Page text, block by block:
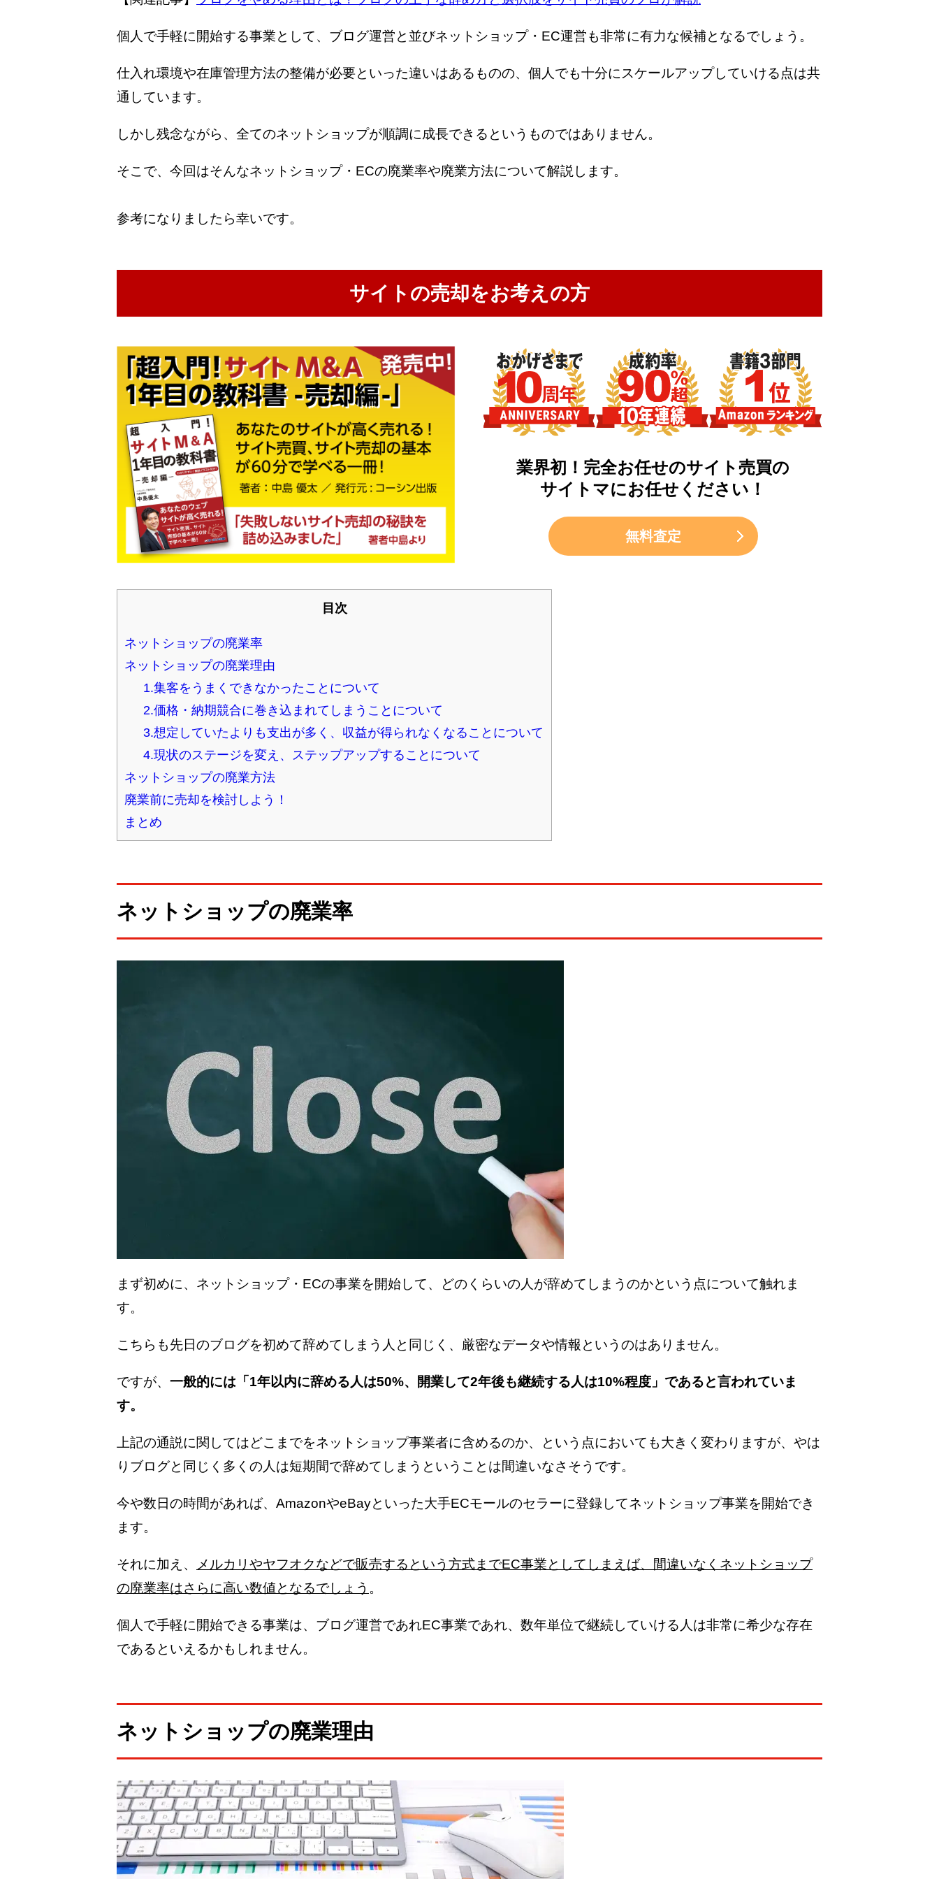
個人で手軽に開始する事業として、ブログ運営と並びネットショップ・EC運営も非常に有力な候補となるでしょう。
仕入れ環境や在庫管理方法の整備が必要といった違いはあるものの、個人でも十分にスケールアップしていける点は共
通しています。
しかし残念ながら、全てのネットショップが順調に成長できるというものではありません。
そこで、今回はそんなネットショップ・ECの廃業率や廃業方法について解説します。
参考になりましたら幸いです。
サイトの売却をお考えの方
業界初！完全お任せのサイト売買の
サイトマにお任せください！
無料査定
目次
ネットショップの廃業率
ネットショップの廃業理由
1.集客をうまくできなかったことについて
2.価格・納期競合に巻き込まれてしまうことについて
3.想定していたよりも支出が多く、収益が得られなくなることについて
4.現状のステージを変え、ステップアップすることについて
ネットショップの廃業方法
廃業前に売却を検討しよう！
まとめ
ネットショップの廃業率
まず初めに、ネットショップ・ECの事業を開始して、どのくらいの人が辞めてしまうのかという点について触れま
す。
こちらも先日のブログを初めて辞めてしまう人と同じく、厳密なデータや情報というのはありません。
ですが、 一般的には「1年以内に辞める人は50%、開業して2年後も継続する人は10%程度」であると言われていま
す。
上記の通説に関してはどこまでをネットショップ事業者に含めるのか、という点においても大きく変わりますが、やは
りブログと同じく多くの人は短期間で辞めてしまうということは間違いなさそうです。
今や数日の時間があれば、AmazonやeBayといった大手ECモールのセラーに登録してネットショップ事業を開始でき
ます。
それに加え、 メルカリやヤフオクなどで販売するという方式までEC事業としてしまえば、間違いなくネットショップ
の廃業率はさらに高い数値となるでしょう 。
個人で手軽に開始できる事業は、ブログ運営であれEC事業であれ、数年単位で継続していける人は非常に希少な存在
であるといえるかもしれません。
ネットショップの廃業理由